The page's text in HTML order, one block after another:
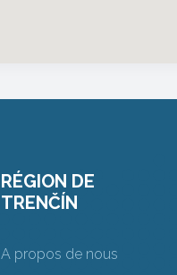
RÉGION DE
TRENČÍN
A propos de nous